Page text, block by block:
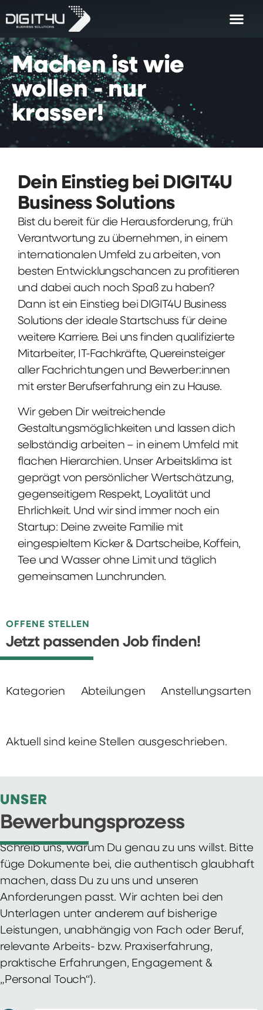
Machen ist wie
wollen - nur
krasser!
Dein Einstieg bei DIGIT4U
Business Solutions
Bist du bereit für die Herausforderung, früh
Verantwortung zu übernehmen, in einem
internationalen Umfeld zu arbeiten, von
besten Entwicklungschancen zu profitieren
und dabei auch noch Spaß zu haben?
Dann ist ein Einstieg bei DIGIT4U Business
Solutions der ideale Startschuss für deine
weitere Karriere. Bei uns finden qualifizierte
Mitarbeiter, IT-Fachkräfte, Quereinsteiger
aller Fachrichtungen und Bewerber:innen
mit erster Berufserfahrung ein zu Hause.
Wir geben Dir weitreichende
Gestaltungsmöglichkeiten und lassen dich
selbständig arbeiten – in einem Umfeld mit
flachen Hierarchien. Unser Arbeitsklima ist
geprägt von persönlicher Wertschätzung,
gegenseitigem Respekt, Loyalität und
Ehrlichkeit. Und wir sind immer noch ein
Startup: Deine zweite Familie mit
eingespieltem Kicker & Dartscheibe, Koffein,
Tee und Wasser ohne Limit und täglich
gemeinsamen Lunchrunden.
OFFENE STELLEN
Jetzt passenden Job finden!
Kategorien Abteilungen Anstellungsarten
Aktuell sind keine Stellen ausgeschrieben.
UNSER
Bewerbungsprozess
Schreib uns, warum Du genau zu uns willst. Bitte
füge Dokumente bei, die authentisch glaubhaft
machen, dass Du zu uns und unseren
Anforderungen passt. Wir achten bei den
Unterlagen unter anderem auf bisherige
Leistungen, unabhängig von Fach oder Beruf,
relevante Arbeits- bzw. Praxiserfahrung,
praktische Erfahrungen, Engagement &
„Personal Touch“).